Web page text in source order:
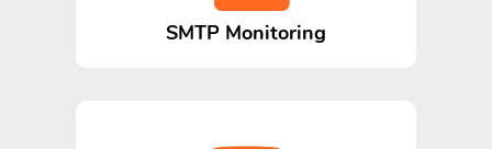
SMTP Monitoring